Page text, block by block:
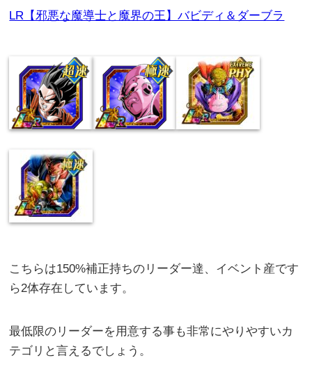
LR【邪悪な魔導士と魔界の王】バビディ＆ダーブラ
こちらは150%補正持ちのリーダー達、イベント産です
ら2体存在しています。
最低限のリーダーを用意する事も非常にやりやすいカ
テゴリと言えるでしょう。